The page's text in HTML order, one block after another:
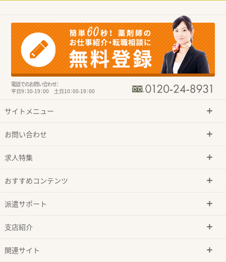
電話でのお問い合わせ：
平日9：30-19：00 土日10：00-19：00
サイトメニュー
お問い合わせ
求人特集
おすすめコンテンツ
派遣サポート
支店紹介
関連サイト